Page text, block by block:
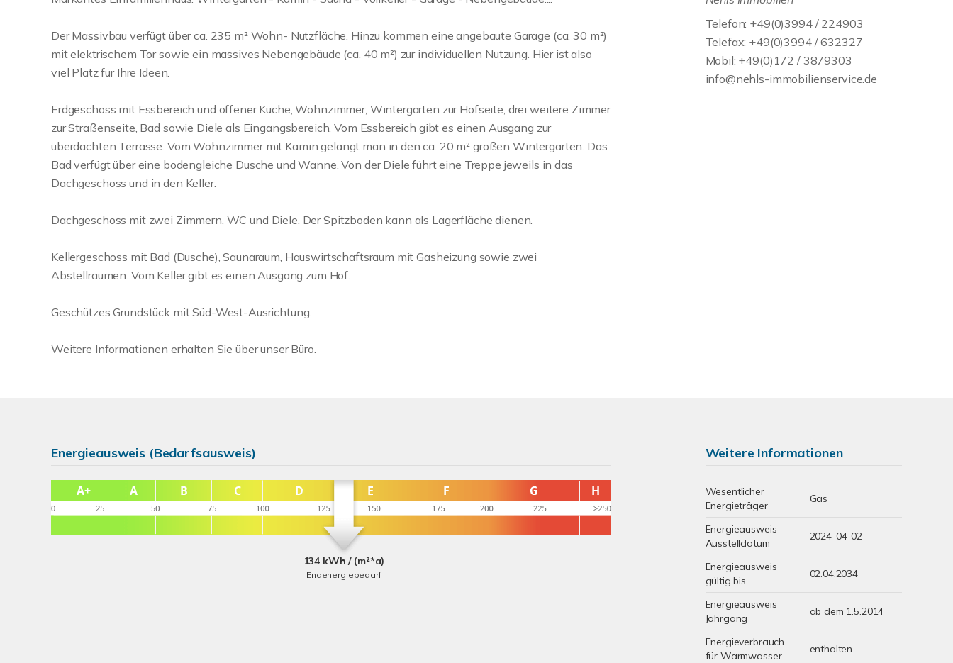
Der Massivbau verfügt über ca. 235 m² Wohn- Nutzfläche. Hinzu kommen eine angebaute Garage (ca. 30 m²)
mit elektrischem Tor sowie ein massives Nebengebäude (ca. 40 m²) zur individuellen Nutzung. Hier ist also
viel Platz für Ihre Ideen.
Erdgeschoss mit Essbereich und offener Küche, Wohnzimmer, Wintergarten zur Hofseite, drei weitere Zimmer
zur Straßenseite, Bad sowie Diele als Eingangsbereich. Vom Essbereich gibt es einen Ausgang zur
überdachten Terrasse. Vom Wohnzimmer mit Kamin gelangt man in den ca. 20 m² großen Wintergarten. Das
Bad verfügt über eine bodengleiche Dusche und Wanne. Von der Diele führt eine Treppe jeweils in das
Dachgeschoss und in den Keller.
Dachgeschoss mit zwei Zimmern, WC und Diele. Der Spitzboden kann als Lagerfläche dienen.
Kellergeschoss mit Bad (Dusche), Saunaraum, Hauswirtschaftsraum mit Gasheizung sowie zwei
Abstellräumen. Vom Keller gibt es einen Ausgang zum Hof.
Geschützes Grundstück mit Süd-West-Ausrichtung.
Weitere Informationen erhalten Sie über unser Büro.
Telefon: +49(0)3994 / 224903
Telefax: +49(0)3994 / 632327
Mobil: +49(0)172 / 3879303
info@nehls-immobilienservice.de
Energieausweis (Bedarfsausweis)
134 kWh / (m²*a)
Endenergiebedarf
Weitere Informationen
Wesentlicher
Energieträger
Gas
Energieausweis
Ausstelldatum
2024-04-02
Energieausweis
gültig bis
02.04.2034
Energieausweis
Jahrgang
ab dem 1.5.2014
Energieverbrauch
für Warmwasser
enthalten